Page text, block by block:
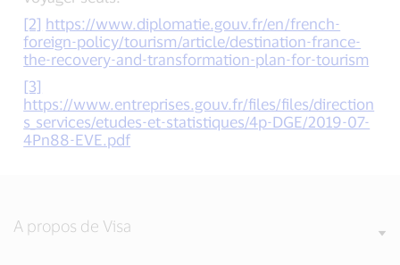
[2] https://www.diplomatie.gouv.fr/en/french-
foreign-policy/tourism/article/destination-france-
the-recovery-and-transformation-plan-for-tourism
[3]
https://www.entreprises.gouv.fr/files/files/direction
s_services/etudes-et-statistiques/4p-DGE/2019-07-
4Pn88-EVE.pdf
A propos de Visa